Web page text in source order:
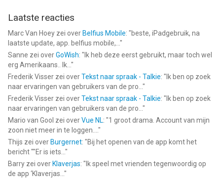
Laatste reacties
Marc Van Hoey zei over Belfius Mobile: "beste, iPadgebruik, na
laatste update, app. belfius mobile,... "
Sanne zei overGoWish: " Ik heb deze eerst gebruikt, maar toch wel
erg Amerikaans.. Ik... "
Frederik Visser zei overTekst naar spraak - Talkie: " Ik ben op zoek
naar ervaringen van gebruikers van de pro... "
Frederik Visser zei overTekst naar spraak - Talkie: " Ik ben op zoek
naar ervaringen van gebruikers van de pro... "
Mario van Gool zei overVue NL: "1 groot drama. Account van mijn
zoon niet meer in te loggen.... "
Thijs zei over Burgernet: "Bij het openen van de app komt het
bericht ""Er is iets... "
Barry zei over Klaverjas: " Ik speel met vrienden tegenwoordig op
de app ‘Klaverjas... "